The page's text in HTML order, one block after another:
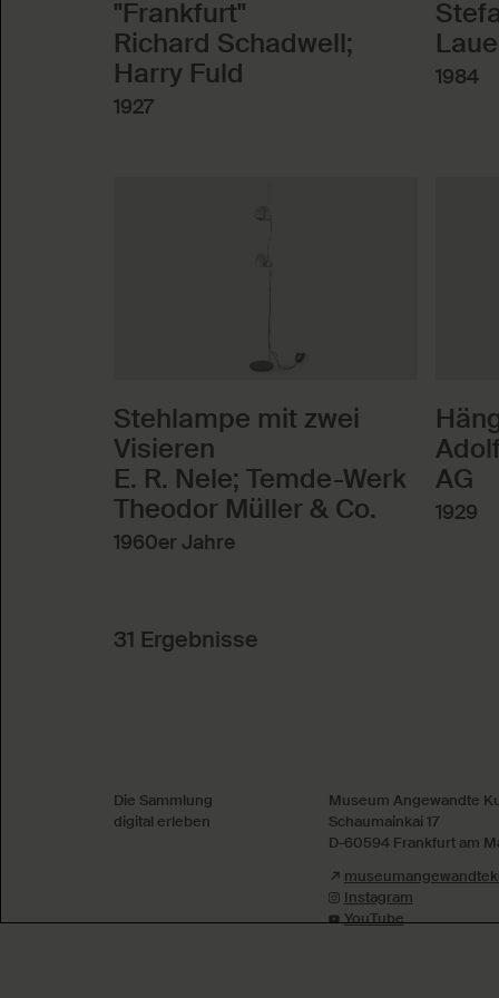
"Frankfurt"
Richard Schadwell;
Harry Fuld
1927
1984
Stehlampe mit zwei
Visieren
E. R. Nele; Temde-Werk
Theodor Müller & Co.
1960er Jahre
AG
1929
31 Ergebnisse
Die Sammlung
digital erleben
Museum Angewandte
Schaumainkai 17
D-60594 Frankfurt am
Instagram
YouTube